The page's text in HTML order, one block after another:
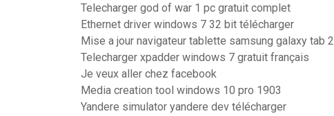
Telecharger god of war 1 pc gratuit complet
Ethernet driver windows 7 32 bit télécharger
Mise a jour navigateur tablette samsung galaxy tab 2
Telecharger xpadder windows 7 gratuit français
Je veux aller chez facebook
Media creation tool windows 10 pro 1903
Yandere simulator yandere dev télécharger